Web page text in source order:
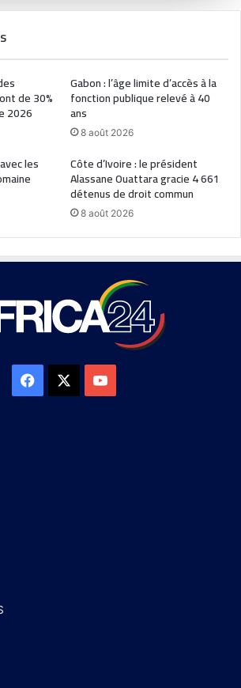
de 30%
2026
Gabon : l’âge limite d’accès à la
fonction publique relevé à 40
ans
8 août 2026
les Côte d’Ivoire : le président
Alassane Ouattara gracie 4 661
détenus de droit commun
8 août 2026